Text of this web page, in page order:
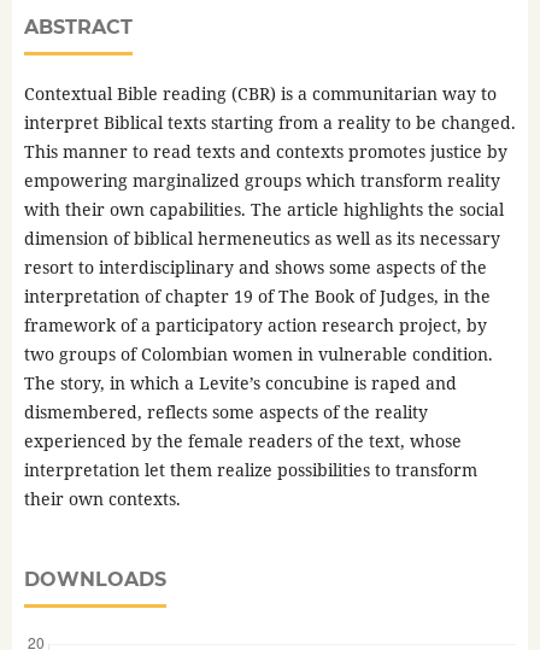
ABSTRACT
Contextual Bible reading (CBR) is a communitarian way to
interpret Biblical texts starting from a reality to be changed.
This manner to read texts and contexts promotes justice by
empowering marginalized groups which transform reality
with their own capabilities. The article highlights the social
dimension of biblical hermeneutics as well as its necessary
resort to interdisciplinary and shows some aspects of the
interpretation of chapter 19 of The Book of Judges, in the
framework of a participatory action research project, by
two groups of Colombian women in vulnerable condition.
The story, in which a Levite’s concubine is raped and
dismembered, reflects some aspects of the reality
experienced by the female readers of the text, whose
interpretation let them realize possibilities to transform
their own contexts.
DOWNLOADS